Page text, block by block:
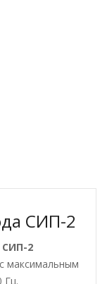
СИП-2
СИП-2
максимальным
Гц.